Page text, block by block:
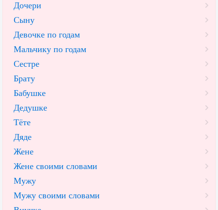
Дочери
Сыну
Девочке по годам
Мальчику по годам
Сестре
Брату
Бабушке
Дедушке
Тёте
Дяде
Жене
Жене своими словами
Мужу
Мужу своими словами